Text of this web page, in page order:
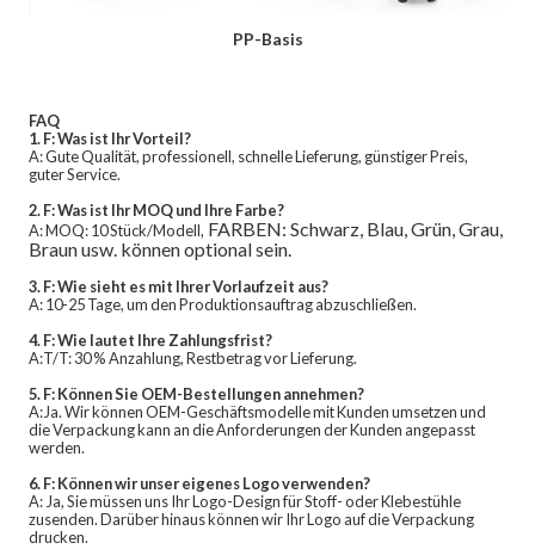
PP-Basis
FAQ
1. F: Was ist Ihr Vorteil?
A: Gute Qualität, professionell, schnelle Lieferung, günstiger Preis,
guter Service.
2. F: Was ist Ihr MOQ und Ihre Farbe?
A: MOQ: 10 Stück/Modell, FARBEN: Schwarz, Blau, Grün, Grau,
Braun usw. können optional sein.
3. F: Wie sieht es mit Ihrer Vorlaufzeit aus?
A: 10-25 Tage, um den Produktionsauftrag abzuschließen.
4. F: Wie lautet Ihre Zahlungsfrist?
A:T/T: 30 % Anzahlung, Restbetrag vor Lieferung.
5. F: Können Sie OEM-Bestellungen annehmen?
A:Ja. Wir können OEM-Geschäftsmodelle mit Kunden umsetzen und
die Verpackung kann an die Anforderungen der Kunden angepasst
werden.
6. F: Können wir unser eigenes Logo verwenden?
A: Ja, Sie müssen uns Ihr Logo-Design für Stoff- oder Klebestühle
zusenden. Darüber hinaus können wir Ihr Logo auf die Verpackung
drucken.